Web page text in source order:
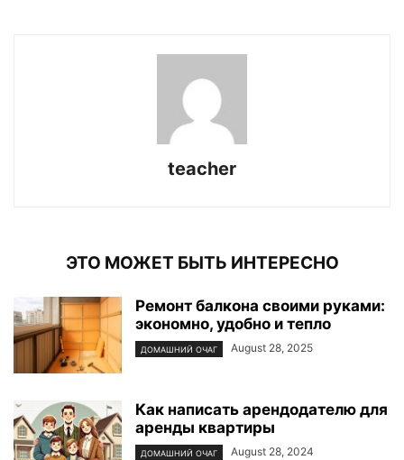
teacher
ЭТО МОЖЕТ БЫТЬ ИНТЕРЕСНО
Ремонт балкона своими руками:
экономно, удобно и тепло
ДОМАШНИЙ ОЧАГ August 28, 2025
Как написать арендодателю для
аренды квартиры
ДОМАШНИЙ ОЧАГ August 28, 2024